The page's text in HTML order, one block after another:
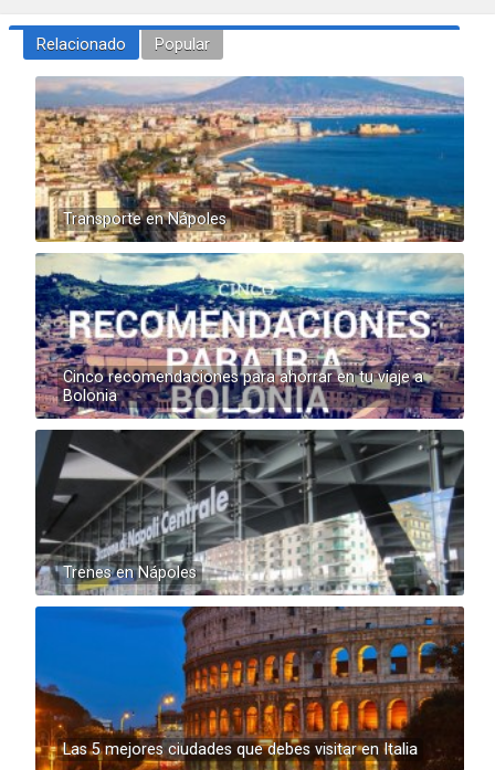
Relacionado Popular
Transporte en Nápoles
Cinco recomendaciones para ahorrar en tu viaje a
Bolonia
Trenes en Nápoles
Las 5 mejores ciudades que debes visitar en Italia